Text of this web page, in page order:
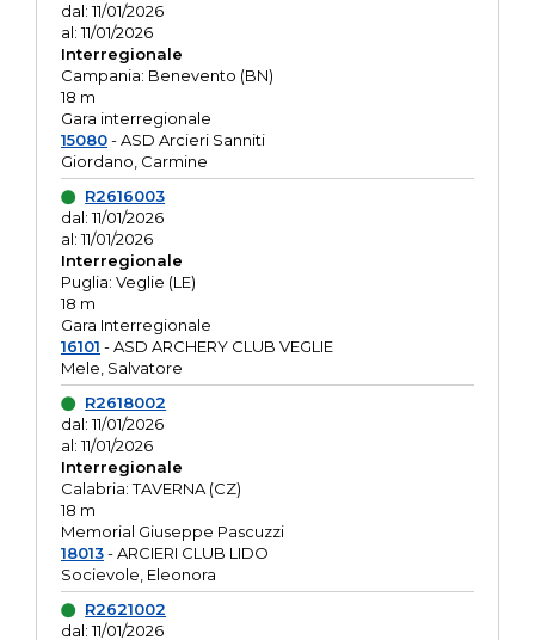
dal: 11/01/2026
al: 11/01/2026
Interregionale
Campania: Benevento (BN)
18 m
Gara interregionale
15080- ASD Arcieri Sanniti
Giordano, Carmine
R2616003
dal: 11/01/2026
al: 11/01/2026
Interregionale
Puglia: Veglie (LE)
18 m
Gara Interregionale
16101 - ASD ARCHERY CLUB VEGLIE
Mele, Salvatore
R2618002
dal: 11/01/2026
al: 11/01/2026
Interregionale
Calabria: TAVERNA (CZ)
18 m
Memorial Giuseppe Pascuzzi
18013- ARCIERI CLUB LIDO
Socievole, Eleonora
R2621002
dal: 11/01/2026